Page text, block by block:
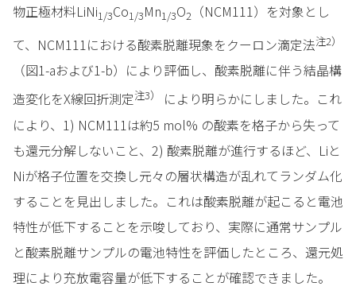
物正極材料LiNi1/3Co1/3Mn1/3O2 （NCM111）を対象とし
て、NCM111における酸素脱離現象をクーロン滴定法注2）
（図1-aおよび1-b）により評価し、酸素脱離に伴う結晶構
造変化をX線回折測定注3）
により明らかにしました。これ
により、1) NCM111は約5 mol% の酸素を格子から失って
も還元分解しないこと、2) 酸素脱離が進行するほど、Liと
Niが格子位置を交換し元々の層状構造が乱れてランダム化
することを見出しました。これは酸素脱離が起こると電池
特性が低下することを示唆しており、実際に通常サンプル
と酸素脱離サンプルの電池特性を評価したところ、還元処
理により充放電容量が低下することが確認できました。